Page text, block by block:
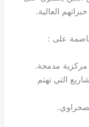
العالية.
على :
مدمجة.
التي تهتم